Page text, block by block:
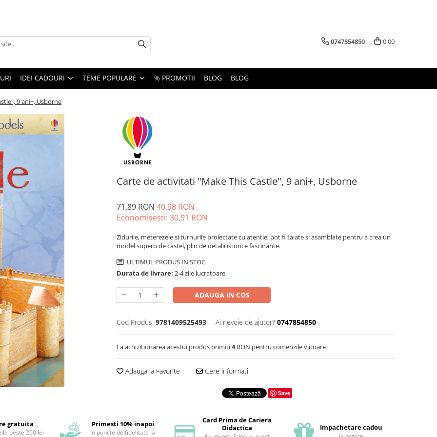
0747854850 0,00
IDEI CADOURI TEME POPULARE % PROMOTII BLOG BLOG
9 ani+, Usborne
Carte de activitati "Make This Castle", 9 ani+, Usborne
71,89 RON40,98 RON
Economisesti: 30,91 RON
Zidurile, meterezele si turnurile proiectate cu atentie, pot fi taiate si asamblate pentru a crea un
model superb de castel, plin de detalii istorice fascinante.
ULTIMUL PRODUS IN STOC
Durata de livrare: 2-4 zile lucratoare
ADAUGA IN COS
Cod Produs: 9781409525493 Ai nevoie de ajutor? 0747854850
La achizitionarea acestui produs primiti4RON pentru comenzile viitoare
Adauga la Favorite Cere informatii
Save
gratuita
peste 200 lei
Primesti 10% inapoi
in puncte de fidelitate la
Card Prima de Cariera
Didactica
Impachetare cadou